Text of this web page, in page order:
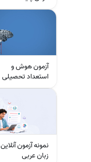
آزمون هوش و
استعداد تحصیلی
نمونه آزمون آنلاین
زبان عربی